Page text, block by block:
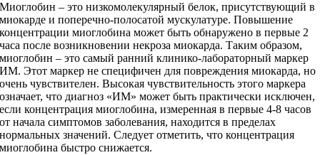
Миоглобин – это низкомолекулярный белок, присутствующий в
миокарде и поперечно-полосатой мускулатуре. Повышение
концентрации миоглобина может быть обнаружено в первые 2
часа после возникновении некроза миокарда. Таким образом,
миоглобин – это самый ранний клинико-лабораторный маркер
ИМ. Этот маркер не специфичен для повреждения миокарда, но
очень чувствителен. Высокая чувствительность этого маркера
означает, что диагноз «ИМ» может быть практически исключен,
если концентрация миоглобина, измеренная в первые 4-8 часов
от начала симптомов заболевания, находится в пределах
нормальных значений. Следует отметить, что концентрация
миоглобина быстро снижается.